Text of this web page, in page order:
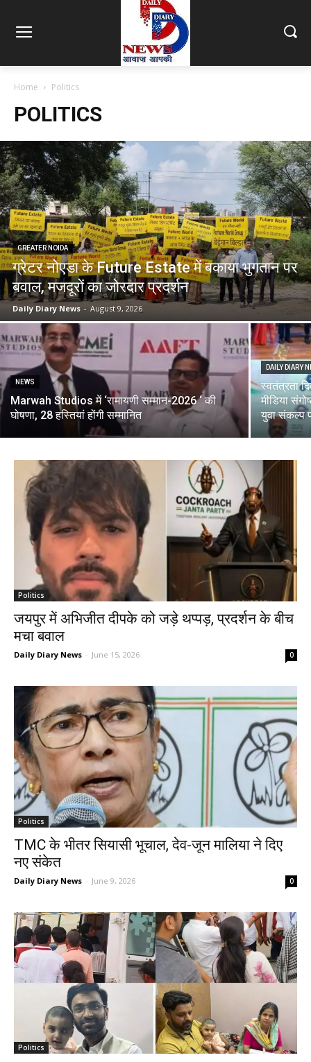
Home Politics
POLITICS
GREATER NOIDA
ग्रेटर नोएडा के Future Estate में बकाया भुगतान पर
बवाल, मजदूरों का जोरदार प्रदर्शन
Daily Diary News - August 9, 2026
NEWS
Marwah Studios में ‘रामायणी सम्मान-2026 ‘ की
घोषणा, 28 हस्तियां होंगी सम्मानित
DAILY DIARY
स्वतंत्रता
मीडिया
युवा संकल्प
Politics
जयपुर में अभिजीत दीपके को जड़े थप्पड़, प्रदर्शन के बीच
मचा बवाल
Daily Diary News - June 15, 2026 0
Politics
TMC के भीतर सियासी भूचाल, देव-जून मालिया ने दिए
नए संकेत
Daily Diary News - June 9, 2026 0
Politics